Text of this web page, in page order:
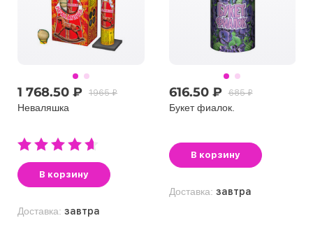
1 768.50 ₽ 1965 ₽
Неваляшка
В корзину
Доставка: завтра
616.50 ₽ 685 ₽
Букет фиалок.
В корзину
Доставка: завтра